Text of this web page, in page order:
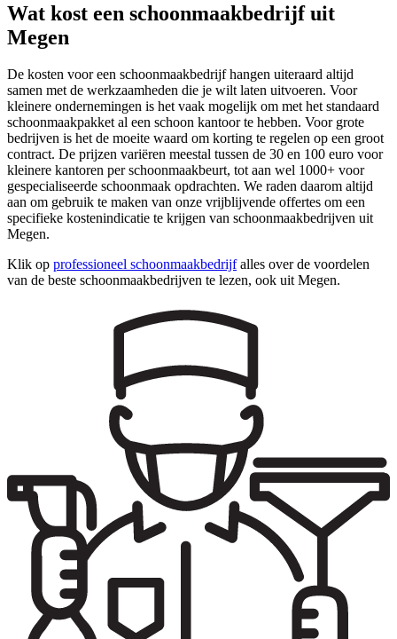
Wat kost een schoonmaakbedrijf uit
Megen
De kosten voor een schoonmaakbedrijf hangen uiteraard altijd
samen met de werkzaamheden die je wilt laten uitvoeren. Voor
kleinere ondernemingen is het vaak mogelijk om met het standaard
schoonmaakpakket al een schoon kantoor te hebben. Voor grote
bedrijven is het de moeite waard om korting te regelen op een groot
contract. De prijzen variëren meestal tussen de 30 en 100 euro voor
kleinere kantoren per schoonmaakbeurt, tot aan wel 1000+ voor
gespecialiseerde schoonmaak opdrachten. We raden daarom altijd
aan om gebruik te maken van onze vrijblijvende offertes om een
specifieke kostenindicatie te krijgen van schoonmaakbedrijven uit
Megen.
Klik op professioneel schoonmaakbedrijfalles over de voordelen
van de beste schoonmaakbedrijven te lezen, ook uit Megen.